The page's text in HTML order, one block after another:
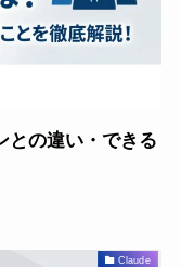
との違い・できる
Claude